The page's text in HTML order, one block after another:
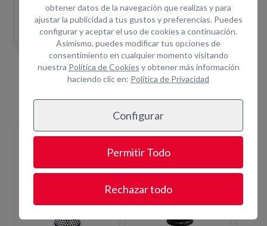
Asistencia técnica in situ y servicio de combustible.
Equipos Relacionados
BOMBA SUMERGIBLE
BOMBA SUMERGIBLE
BOMBA.25
obtener datos de la navegación que realizas y para
ajustar la publicidad a tus gustos y preferencias. Puedes
configurar y aceptar el uso de cookies a continuación.
Asimismo, puedes modificar tus opciones de
consentimiento en cualquier momento visitando
nuestra Política de Cookies y obtener más información
haciendo clic en: Política de Privacidad
Configurar
Permitir Todo
Rechazar todo